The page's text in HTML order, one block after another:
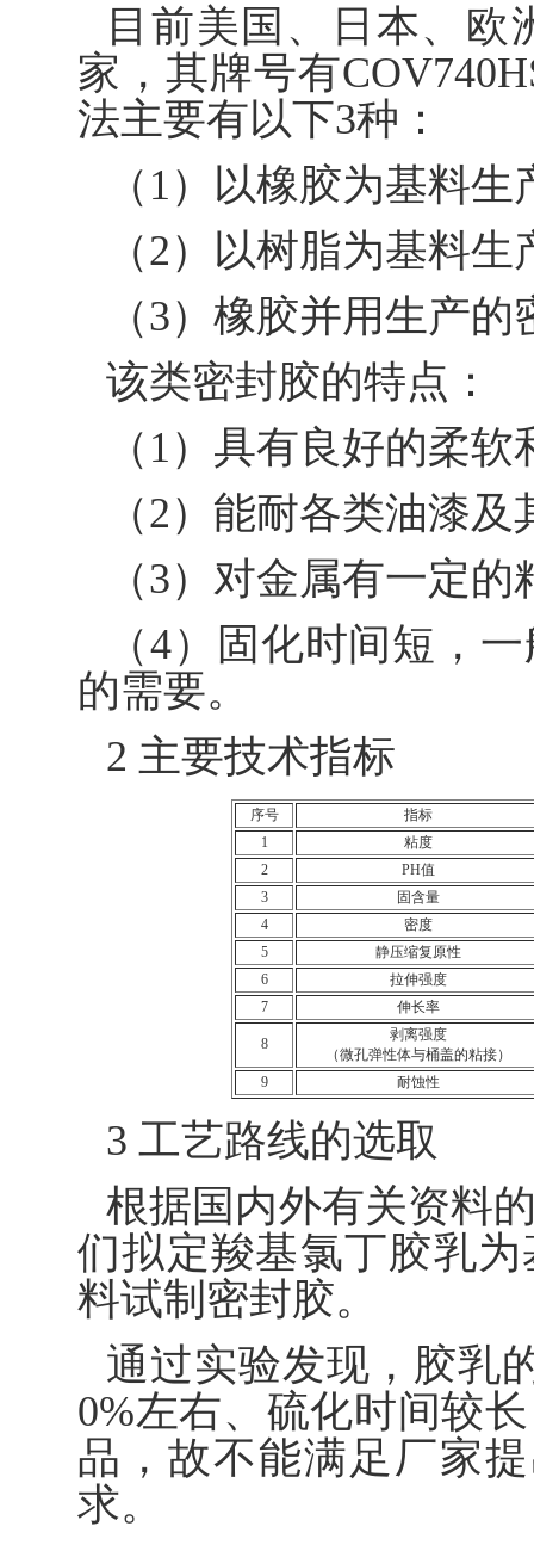
目前美国、日本、欧
家，其牌号有
法主要有以下3种：
（1）以橡胶为基料
（2）以树脂为基料
（3）橡胶并用生产的
该类密封胶的特点：
（1）具有良好的柔
（2）能耐各类油漆
（3）对金属有一定的
（4）固化时间短，
的需要。
2 主要技术指标
序号
指标
1
粘度
2
PH值
3
固含量
4
密度
5
静压缩复原性
6
拉伸强度
7
伸长率
8
剥离强度
（微孔弹性体与桶盖的粘接）
9
耐蚀性
3 工艺路线的选取
根据国内外有关资料
们拟定羧基氯丁胶乳
料试制密封胶。
通过实验发现，胶乳
0%左右、硫化时间较
品，故不能满足厂家
求。